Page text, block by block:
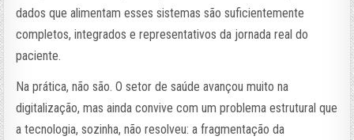
dados que alimentam esses sistemas são suficientemente
completos, integrados e representativos da jornada real do
paciente.
Na prática, não são. O setor de saúde avançou muito na
digitalização, mas ainda convive com um problema estrutural que
a tecnologia, sozinha, não resolveu: a fragmentação da